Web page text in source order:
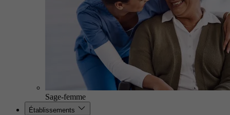
Sage-femme
Établissements